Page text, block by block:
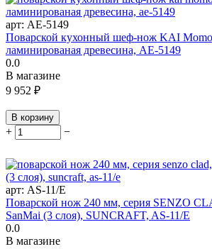
арт: AE-5149
Поварской кухонный шеф-нож KAI
ламинированая древесина, AE-5149
0.0
В магазине
9 952 ₽
В корзину
+ −
арт: AS-11/E
Поварской нож 240 мм, серия SENZO
SanMai (3 слоя), SUNCRAFT, AS-11/E
0.0
В магазине